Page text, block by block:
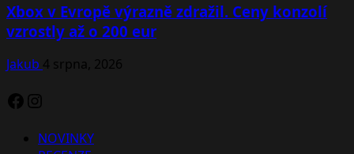
Xbox v Evropě výrazně zdražil. Ceny konzolí
vzrostly až o 200 eur
Jakub 4 srpna, 2026
Facebook
Instagram
NOVINKY